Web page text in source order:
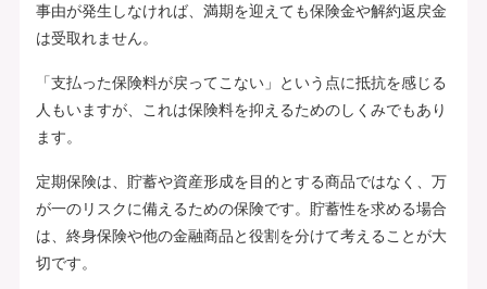
事由が発生しなければ、満期を迎えても保険金や解約返戻金
は受取れません。
「支払った保険料が戻ってこない」という点に抵抗を感じる
人もいますが、これは保険料を抑えるためのしくみでもあり
ます。
定期保険は、貯蓄や資産形成を目的とする商品ではなく、万
が一のリスクに備えるための保険です。貯蓄性を求める場合
は、終身保険や他の金融商品と役割を分けて考えることが大
切です。